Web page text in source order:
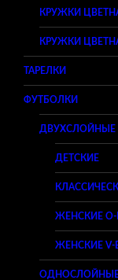
КРУЖКИ
КРУЖКИ
ТАРЕЛКИ
ФУТБОЛКИ
ДВУХСЛОЙНЫЕ
ДЕТСКИЕ
ЖЕНСКИЕ
ЖЕНСКИЕ V-